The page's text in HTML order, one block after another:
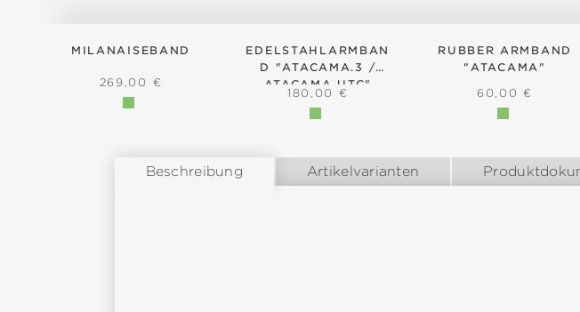
MILANAISEBAND
REGULÄRER PREIS:
269,00 €
EDELSTAHLARMBAN
D "ATACAMA.3 /
ATACAMA UTC"
REGULÄRER PREIS:
180,00 €
RUBBER ARMBAND
"ATACAMA"
REGULÄRER
60,00 €
Beschreibung Artikelvarianten